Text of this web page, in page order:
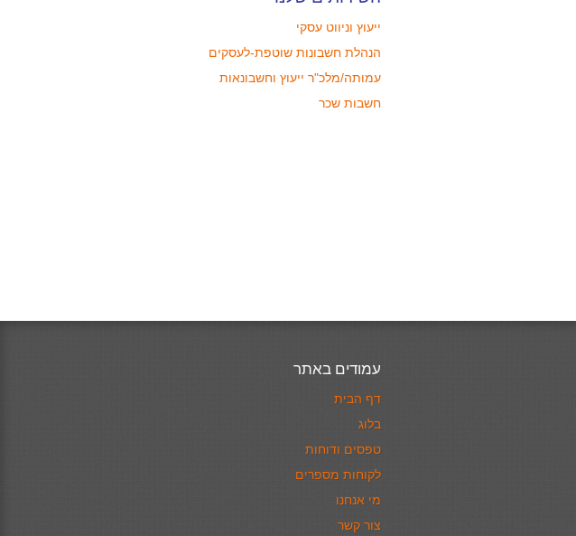
ייעוץ וניווט עסקי
הנהלת חשבונות שוטפת-לעסקים
עמותה/מלכ"ר ייעוץ וחשבונאות
חשבות שכר
עמודים באתר
דף הבית
בלוג
טפסים ודוחות
לקוחות מספרים
מי אנחנו
צור קשר